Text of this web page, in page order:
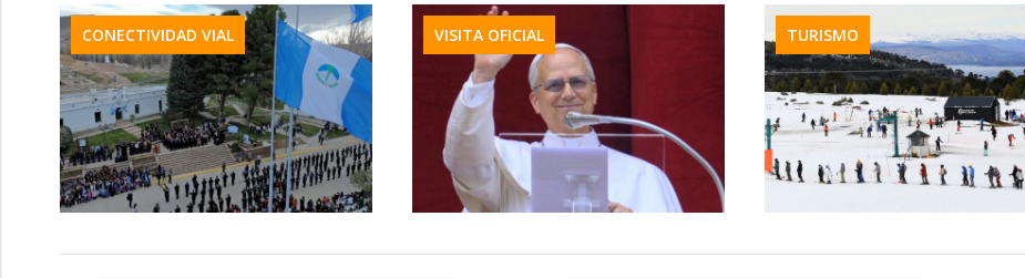
CONECTIVIDAD VIAL VISITA OFICIAL TURISMO